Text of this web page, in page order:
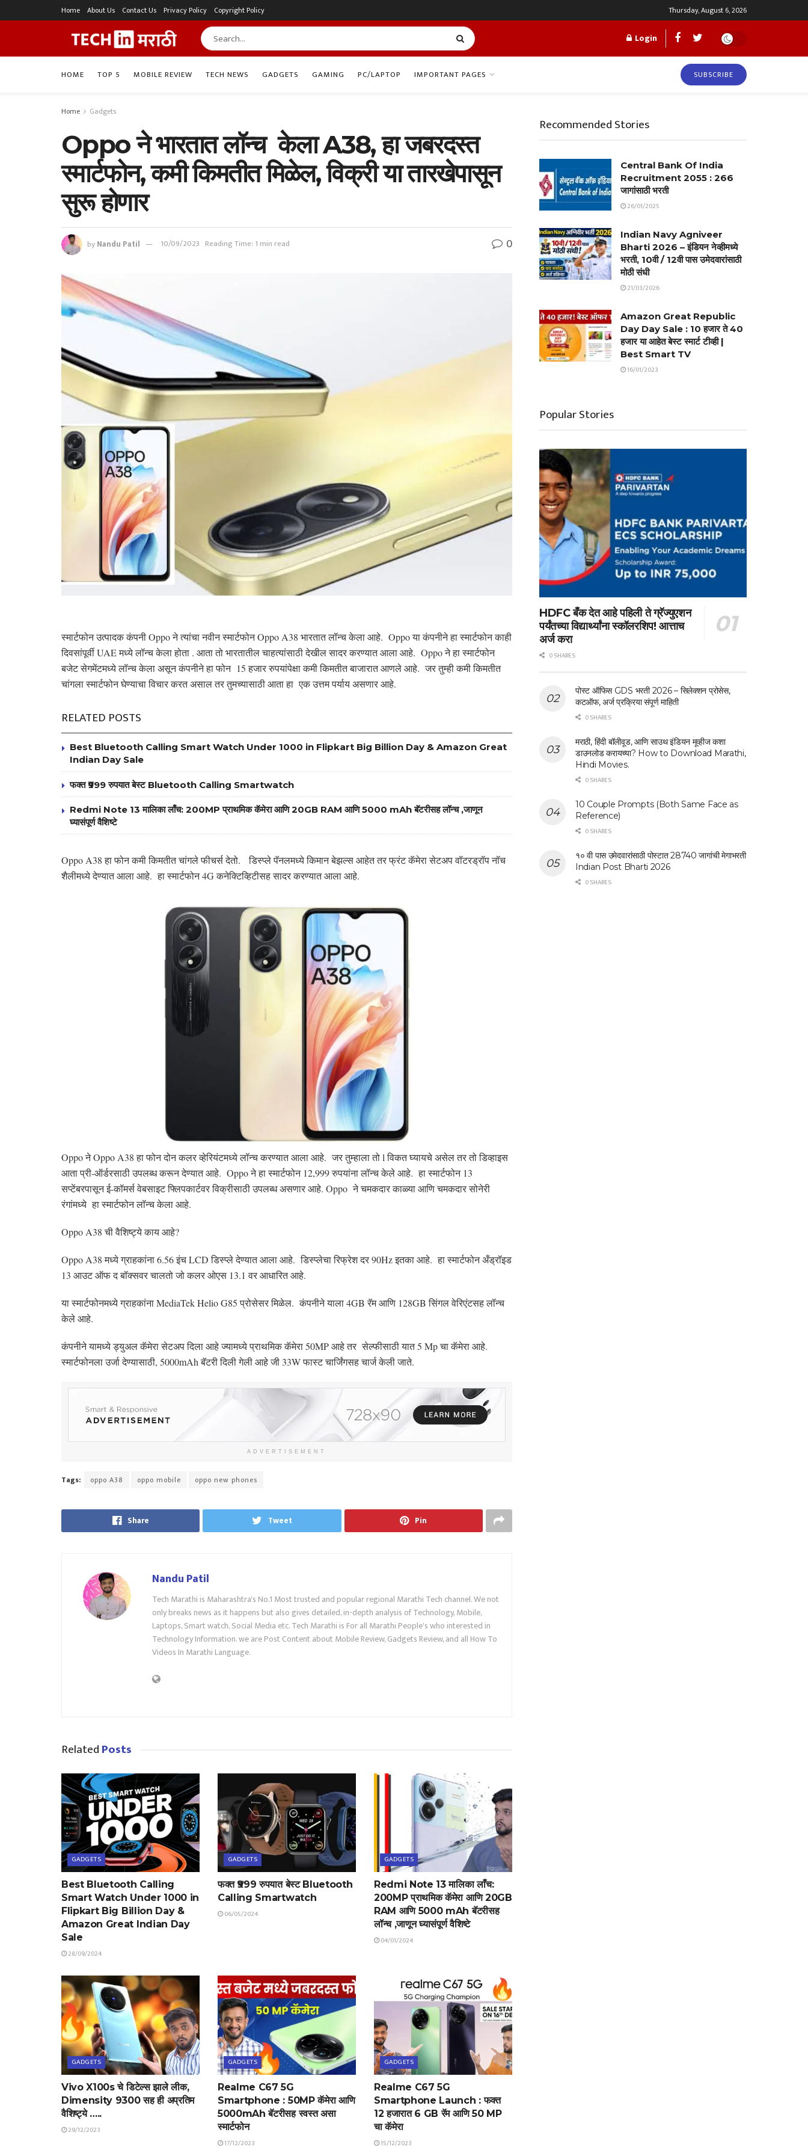
Home About Us Contact Us Privacy Policy Copyright Policy Thursday, August 6, 2026
Login
HOME TOP 5 MOBILE REVIEW TECH NEWS GADGETS GAMING PC/LAPTOP IMPORTANT PAGES SUBSCRIBE
Home Gadgets
Oppo ने भारतात लॉन्च केला A38, हा जबरदस्त
स्मार्टफोन, कमी किमतीत मिळेल, विक्री या तारखेपासून
सुरू होणार
byNandu Patil 10/09/2023 Reading Time: 1 min read 0
स्मार्टफोन उत्पादक कंपनी Oppo ने त्यांचा नवीन स्मार्टफोन Oppo A38 भारतात लॉन्च केला आहे. Oppo या कंपनीने हा स्मार्टफोन काही
दिवसांपूर्वी UAE मध्ये लॉन्च केला होता . आता तो भारतातील चाहत्यांसाठी देखील सादर करण्यात आला आहे. Oppo ने हा स्मार्टफोन
बजेट सेगमेंटमध्ये लॉन्च केला असून कंपनीने हा फोन 15 हजार रुपयांपेक्षा कमी किमतीत बाजारात आणले आहे. जर तुम्ही कमी किमतीत
चांगला स्मार्टफोन घेण्याचा विचार करत असाल तर तुमच्यासाठी आता हा एक उत्तम पर्याय असणार आहे.
RELATED POSTS
Best Bluetooth Calling Smart Watch Under 1000 in Flipkart Big Billion Day & Amazon Great
Indian Day Sale
फक्त ₹999 रुपयात बेस्ट Bluetooth Calling Smartwatch
Redmi Note 13 मालिका लाँच: 200MP प्राथमिक कॅमेरा आणि 20GB RAM आणि 5000 mAh बॅटरीसह लॉन्च ,जाणून
घ्यासंपूर्ण वैशिष्टे
Oppo A38 हा फोन कमी किमतीत चांगले फीचर्स देतो. डिस्प्ले पॅनलमध्ये किमान बेझल्स आहेत तर फ्रंट कॅमेरा सेटअप वॉटरड्रॉप नॉच
शैलीमध्ये देण्यात आला आहे. हा स्मार्टफोन 4G कनेक्टिव्हिटीसह सादर करण्यात आला आहे.
Oppo ने Oppo A38 हा फोन दोन कलर व्हेरियंटमध्ये लॉन्च करण्यात आला आहे. जर तुम्हाला तो l विकत घ्यायचे असेल तर तो डिव्हाइस
आता प्री-ऑर्डरसाठी उपलब्ध करून देण्यात आहे. Oppo ने हा स्मार्टफोन 12,999 रुपयांना लॉन्च केले आहे. हा स्मार्टफोन 13
सप्टेंबरपासून ई-कॉमर्स वेबसाइट फ्लिपकार्टवर विक्रीसाठी उपलब्ध असणार आहे. Oppo ने चमकदार काळ्या आणि चमकदार सोनेरी
रंगांमध्ये हा स्मार्टफोन लॉन्च केला आहे.
Oppo A38 ची वैशिष्ट्ये काय आहे?
Oppo A38 मध्ये ग्राहकांना 6.56 इंच LCD डिस्प्ले देण्यात आला आहे. डिस्प्लेचा रिफ्रेश दर 90Hz इतका आहे. हा स्मार्टफोन अँड्रॉइड
13 आउट ऑफ द बॉक्सवर चालतो जो कलर ओएस 13.1 वर आधारित आहे.
या स्मार्टफोनमध्ये ग्राहकांना MediaTek Helio G85 प्रोसेसर मिळेल. कंपनीने याला 4GB रॅम आणि 128GB सिंगल वेरिएंटसह लॉन्च
केले आहे.
कंपनीने यामध्ये ड्युअल कॅमेरा सेटअप दिला आहे ज्यामध्ये प्राथमिक कॅमेरा 50MP आहे तर सेल्फीसाठी यात 5 Mp चा कॅमेरा आहे.
स्मार्टफोनला उर्जा देण्यासाठी, 5000mAh बॅटरी दिली गेली आहे जी 33W फास्ट चार्जिंगसह चार्ज केली जाते.
ADVERTISEMENT
Tags: oppo A38 oppo mobile oppo new phones
Share Tweet Pin
Nandu Patil
Tech Marathi is Maharashtra's No.1 Most trusted and popular regional Marathi Tech channel. We not
only breaks news as it happens but also gives detailed, in-depth analysis of Technology, Mobile,
Laptops, Smart watch, Social Media etc. Tech Marathi is For all Marathi People's who interested in
Technology Information. we are Post Content about Mobile Review, Gadgets Review, and all How To
Videos In Marathi Language.
RelatedPosts
GADGETS
Best Bluetooth Calling
Smart Watch Under 1000 in
Flipkart Big Billion Day &
Amazon Great Indian Day
Sale
28/09/2024
GADGETS
फक्त ₹999 रुपयात बेस्ट Bluetooth
Calling Smartwatch
06/05/2024
GADGETS
Redmi Note 13 मालिका लाँच:
200MP प्राथमिक कॅमेरा आणि 20GB
RAM आणि 5000 mAh बॅटरीसह
लॉन्च ,जाणून घ्यासंपूर्ण वैशिष्टे
04/01/2024
GADGETS
Vivo X100s चे डिटेल्स झाले लीक,
Dimensity 9300 सह ही अप्रतिम
वैशिष्ट्ये …..
29/12/2023
GADGETS
Realme C67 5G
Smartphone : 50MP कॅमेरा आणि
5000mAh बॅटरीसह स्वस्त असा
स्मार्टफोन
17/12/2023
GADGETS
Realme C67 5G
Smartphone Launch : फक्त
12 हजारात 6 GB रॅम आणि 50 MP
चा कॅमेरा
15/12/2023
Recommended Stories
Central Bank Of India
Recruitment 2055 : 266
जागांसाठी भरती
26/01/2025
Indian Navy Agniveer
Bharti 2026 – इंडियन नेव्हीमध्ये
भरती, 10वी / 12वी पास उमेदवारांसाठी
मोठी संधी
21/03/2026
Amazon Great Republic
Day Day Sale : 10 हजार ते 40
हजार या आहेत बेस्ट स्मार्ट टीव्ही |
Best Smart TV
16/01/2023
Popular Stories
HDFC बँक देत आहे पहिली ते ग्रॅज्युएशन
पर्यंतच्या विद्यार्थ्यांना स्कॉलरशिप! आत्ताच
अर्ज करा
0 SHARES
पोस्ट ऑफिस GDS भरती 2026 – सिलेक्शन प्रोसेस,
कटऑफ, अर्ज प्रक्रिया संपूर्ण माहिती
0 SHARES
मराठी, हिंदी बॉलीवूड, आणि साउथ इंडियन मूव्हीज कशा
डाउनलोड करायच्या? How to Download Marathi,
Hindi Movies.
0 SHARES
10 Couple Prompts (Both Same Face as
Reference)
0 SHARES
१० वी पास उमेदवारांसाठी पोस्टात 28740 जागांची मेगाभरती
Indian Post Bharti 2026
0 SHARES